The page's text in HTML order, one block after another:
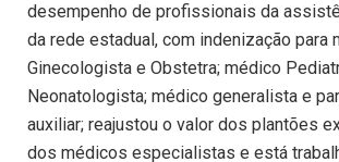
desempenho de profissionais da
da rede estadual, com indenização para
Ginecologista e Obstetra; médico
Neonatologista; médico generalista e
auxiliar; reajustou o valor dos plantões
dos médicos especialistas e está